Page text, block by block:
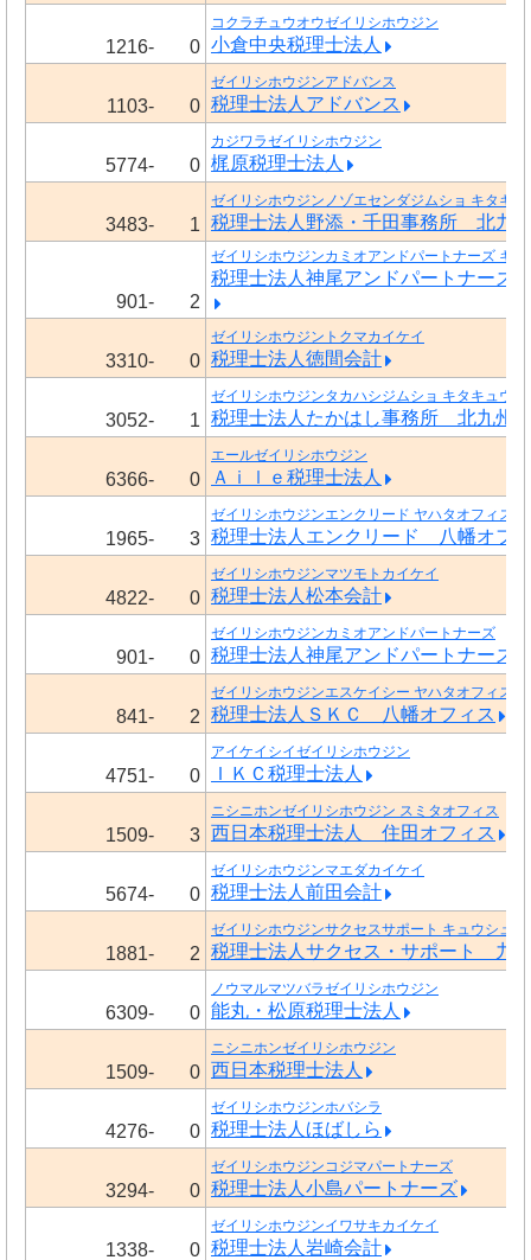
1216- 0
コクラチュウオウゼイリシホウジン
小倉中央税理士法人
1103- 0
ゼイリシホウジンアドバンス
税理士法人アドバンス
5774- 0
カジワラゼイリシホウジン
梶原税理士法人
3483- 1
ゼイリシホウジンノゾエセンダジムショ キタキュ
税理士法人野添・千田事務所 北九
901- 2
ゼイリシホウジンカミオアンドパートナーズ キタ
税理士法人神尾アンドパートナーズ
3310- 0
ゼイリシホウジントクマカイケイ
税理士法人徳間会計
3052- 1
ゼイリシホウジンタカハシジムショ キタキュウ
税理士法人たかはし事務所 北九州
6366- 0
エールゼイリシホウジン
Ａｉｌｅ税理士法人
1965- 3
ゼイリシホウジンエンクリード ヤハタオフィス
税理士法人エンクリード 八幡オフ
4822- 0
ゼイリシホウジンマツモトカイケイ
税理士法人松本会計
901- 0
ゼイリシホウジンカミオアンドパートナーズ
税理士法人神尾アンドパートナーズ
841- 2
ゼイリシホウジンエスケイシー ヤハタオフィス
税理士法人ＳＫＣ 八幡オフィス
4751- 0
アイケイシイゼイリシホウジン
ＩＫＣ税理士法人
1509- 3
ニシニホンゼイリシホウジン スミタオフィス
西日本税理士法人 住田オフィス
5674- 0
ゼイリシホウジンマエダカイケイ
税理士法人前田会計
1881- 2
ゼイリシホウジンサクセスサポート キュウシュウ
税理士法人サクセス・サポート 九
6309- 0
ノウマルマツバラゼイリシホウジン
能丸・松原税理士法人
1509- 0
ニシニホンゼイリシホウジン
西日本税理士法人
4276- 0
ゼイリシホウジンホバシラ
税理士法人ほばしら
3294- 0
ゼイリシホウジンコジマパートナーズ
税理士法人小島パートナーズ
1338- 0
ゼイリシホウジンイワサキカイケイ
税理士法人岩崎会計